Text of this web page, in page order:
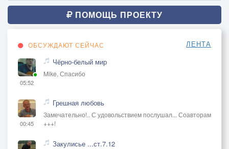
ПОМОЩЬ ПРОЕКТУ
ОБСУЖДАЮТ СЕЙЧАС ЛЕНТА
05:52
Чёрно-белый мир
Mike, Спасибо
00:45
Грешная любовь
Замечательно!.. С удовольствием послушал... Соавторам
+++!
Закулисье ...ст.7.12